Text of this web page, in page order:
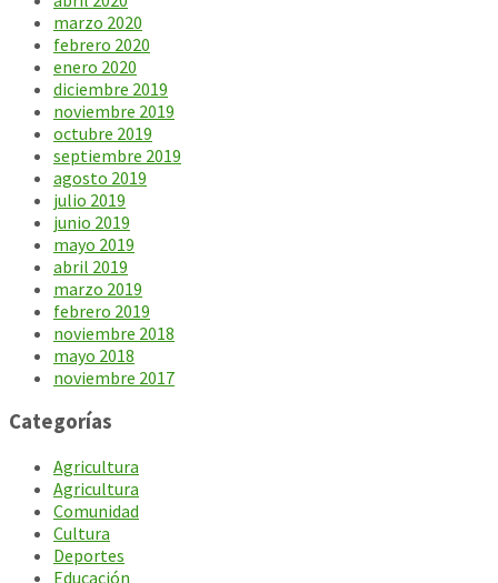
marzo 2020
febrero 2020
enero 2020
diciembre 2019
noviembre 2019
octubre 2019
septiembre 2019
agosto 2019
julio 2019
junio 2019
mayo 2019
abril 2019
marzo 2019
febrero 2019
noviembre 2018
mayo 2018
noviembre 2017
Categorías
Agricultura
Agricultura
Comunidad
Cultura
Deportes
Educación